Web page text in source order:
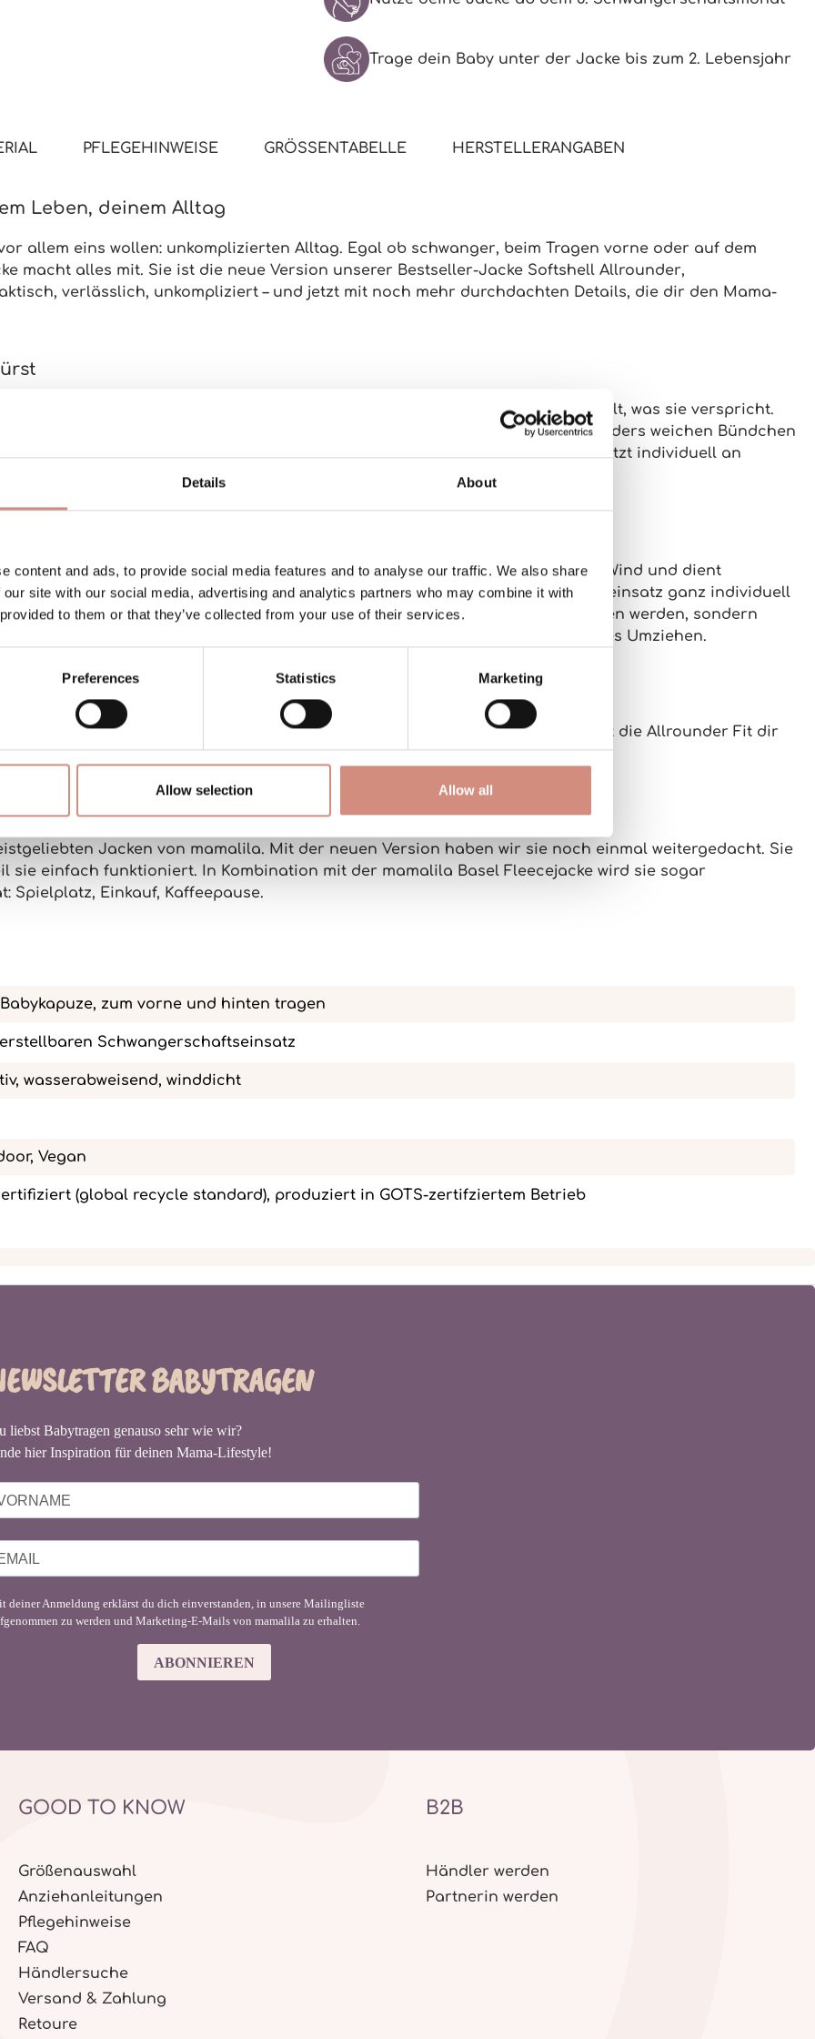
Details About
content and ads, to provide social media features and to analyse our traffic. We also share
site with our social media, advertising and analytics partners who may combine it with
to them or that they’ve collected from your use of their services.
Preferences Statistics Marketing
Allow selection Allow all
Trage dein Baby unter der Jacke bis zum 2. Lebensjahr
PFLEGEHINWEISE GRÖSSENTABELLE HERSTELLERANGABEN
Leben, deinem Alltag
allem eins wollen: unkomplizierten Alltag. Egal ob schwanger, beim Tragen vorne oder auf dem
macht alles mit. Sie ist die neue Version unserer Bestseller-Jacke Softshell Allrounder,
verlässlich, unkompliziert – und jetzt mit noch mehr durchdachten Details, die dir den Mama-
dank hochwertiger Membran – diese Jacke hält, was sie verspricht.
auf, ein weicher hält kalte Luft draußen und die besonders weichen Bündchen
du dich einfach wohlfühlst. Neu: DerSchwangerschaftseinsatzlässt sich jetzt individuell an
und bringt eine eigene,stufenweise verstellbare Kapuzemit. Sie schützt vor Wind und dient
– einfach an der Jacke befestigen und fertig. Außerdem kannst du den Babyeinsatz ganz individuell
beim Rückentragen? Deine eigene Kapuze muss jetzt nicht mehr abgenommen werden, sondern
– ganz ohne verlorene Kapuzen oder umständliches Umziehen.
und FC und produziert in einem GOTS- und BSCI-zertifizierten Betrieb
, bietet die Allrounder Fit dir
dabei auch die Umwelt.
Jacken von mamalila. Mit der neuen Version haben wir sie noch einmal weitergedacht. Sie
sie einfach funktioniert. In Kombination mit der mamalila Basel Fleecejacke wird sie sogar
Spielplatz, Einkauf, Kaffeepause.
zum vorne und hinten tragen
Schwangerschaftseinsatz
wasserabweisend, winddicht
Vegan
(global recycle standard), produziert in GOTS-zertifziertem Betrieb
BABYTRAGEN
liebst Babytragen genauso sehr wie wir?
hier Inspiration für deinen Mama-Lifestyle!
deiner Anmeldung erklärst du dich einverstanden, in unsere Mailingliste
zu werden und Marketing-E-Mails von mamalila zu erhalten.
ABONNIEREN
GOOD TO KNOW
Größenauswahl
Anziehanleitungen
Pflegehinweise
FAQ
Händlersuche
Versand & Zahlung
Retoure
B2B
Händler werden
Partnerin werden